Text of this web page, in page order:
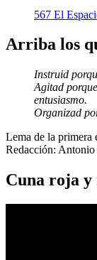
567 El
Arriba los
Instruid
Agitad
entusiasmo.
Organizad
Lema de la
Redacción: Antonio
Cuna roja y